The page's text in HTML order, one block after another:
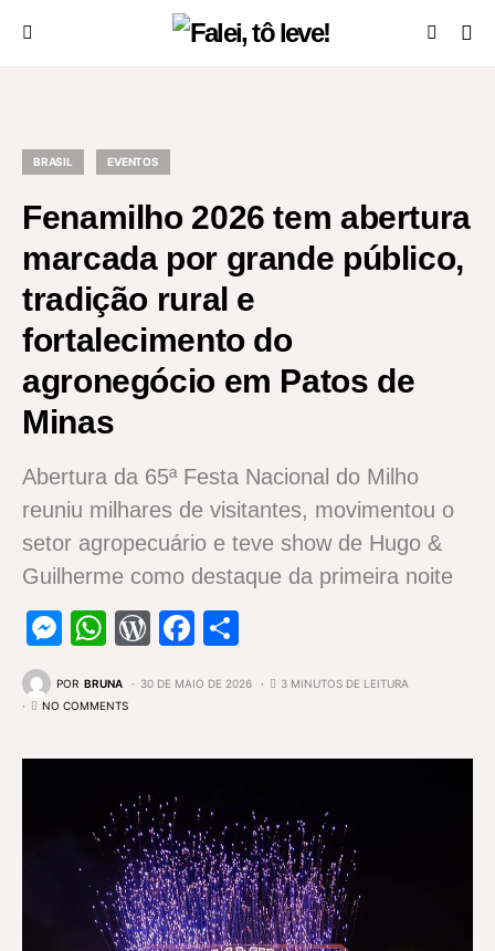
BRASIL EVENTOS
Fenamilho 2026 tem abertura
marcada por grande público,
tradição rural e
fortalecimento do
agronegócio em Patos de
Minas
Abertura da 65ª Festa Nacional do Milho
reuniu milhares de visitantes, movimentou o
setor agropecuário e teve show de Hugo &
Guilherme como destaque da primeira noite
Messenger
WhatsApp
WordPress
Facebook
POR BRUNA 30 DE MAIO DE 2026
3 MINUTOS DE LEITURA
NO COMMENTS